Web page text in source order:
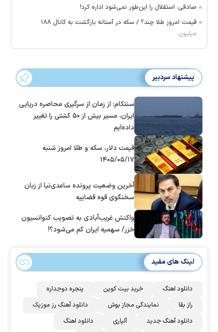
صادقی: استقلال را این‌طور نمی‌شود اداره کرد!
قیمت امروز طلا چند؟ / سکه در آستانه بازگشت به کانال ۱۸۸
میلیون
پیشنهاد سردبیر
سنتکام: از زمان از سرگیری محاصره دریایی
ایران، مسیر بیش از ۵۰ کشتی را تغییر
داده‌ایم
قیمت دلار، سکه و طلا امروز شنبه
۱۴۰۵/۰۵/۱۷
آخرین وضعیت پرونده ساعدی‌نیا از زبان
سخنگوی قوه قضاییه
واکنش غریب‌آبادی به تصویب کنوانسیون
خزر/ سهمیه ایران کم می‌شود؟!
لینک های مفید
دانلود اهنگ خرید بیت کوین
پنجره دوجداره
راز بقا
نمایندگی مجاز بوش
دانلود آهنگ رز‌ موزیک
دانلود آهنگ جدید
آلپاری دانلود اهنگ